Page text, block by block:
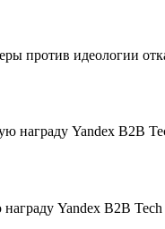
против идеологии
Yandex B2B Tech